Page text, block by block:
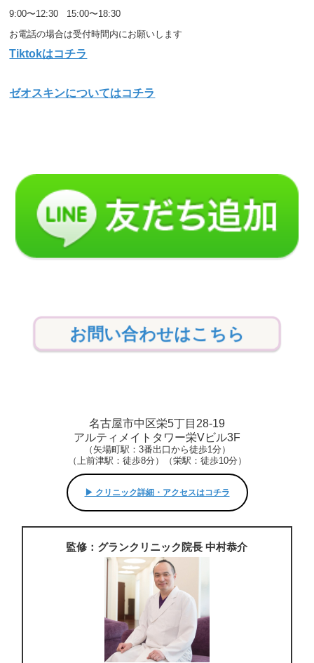
9:00〜12:30   15:00〜18:30
お電話の場合は受付時間内にお願いします
Tiktokはコチラ
ゼオスキンについてはコチラ
お問い合わせはこちら
名古屋市中区栄5丁目28-19
アルティメイトタワー栄Vビル3F
（矢場町駅：3番出口から徒歩1分）
（上前津駅：徒歩8分）（栄駅：徒歩10分）
▶︎ クリニック詳細・アクセスはコチラ
監修：グランクリニック院長 中村恭介